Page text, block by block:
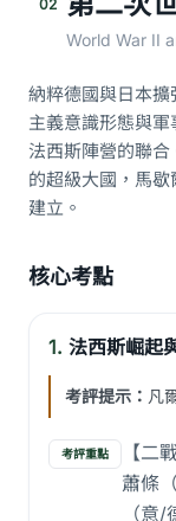
02
World War II
納粹德國與日本
主義意識形態與
法西斯陣營的聯
的超級大國，馬
建立。
核心考點
1. 法西斯崛起
考評提示： 凡
考評重點
【
蕭條
（